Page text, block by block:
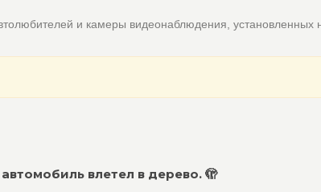
и камеры видеонаблюдения, установленных
влетел в дерево. 🫣